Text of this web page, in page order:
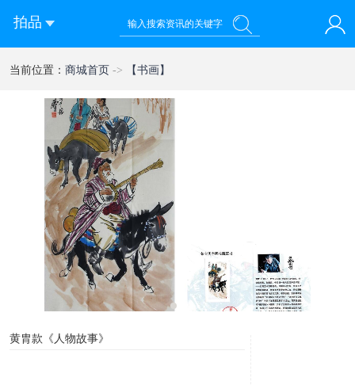
拍品
您好！欢迎来到 乾禧国际拍卖有限公司
当前位置： 商城首页 -> 【书画】
黄胄款《人物故事》